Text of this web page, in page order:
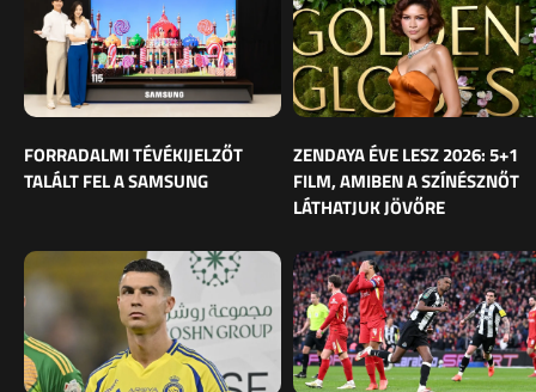
FORRADALMI TÉVÉKIJELZŐT
TALÁLT FEL A SAMSUNG
ZENDAYA ÉVE LESZ 2026: 5+1
FILM, AMIBEN A SZÍNÉSZNŐT
LÁTHATJUK JÖVŐRE